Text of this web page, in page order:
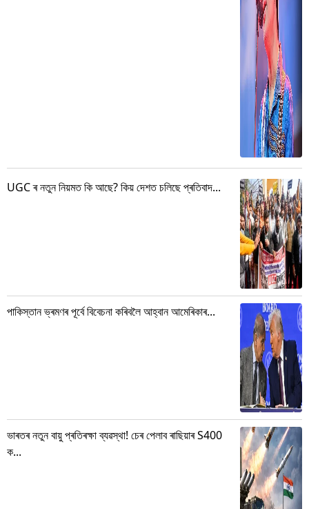
UGC ৰ নতুন নিয়মত কি আছে? কিয় দেশত চলিছে প্ৰতিবাদ...
পাকিস্তান ভ্ৰমণৰ পূৰ্বে বিবেচনা কৰিবলৈ আহ্বান আমেৰিকাৰ...
ভাৰতৰ নতুন বায়ু প্ৰতিৰক্ষা ব্যৱস্থা! চেৰ পেলাব ৰাছিয়াৰ S400
ক...